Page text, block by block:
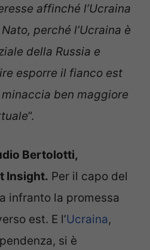
affinché l’Ucraina
perché l’Ucraina è
della Russia e
esporre il fianco est
minaccia ben maggiore
”.
Bertolotti,
Insight. Per il capo del
infranto la promessa
est. E l’Ucraina,
si è